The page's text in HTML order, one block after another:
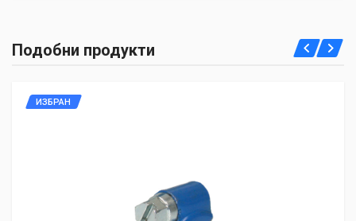
Подобни продукти
ИЗБРАН